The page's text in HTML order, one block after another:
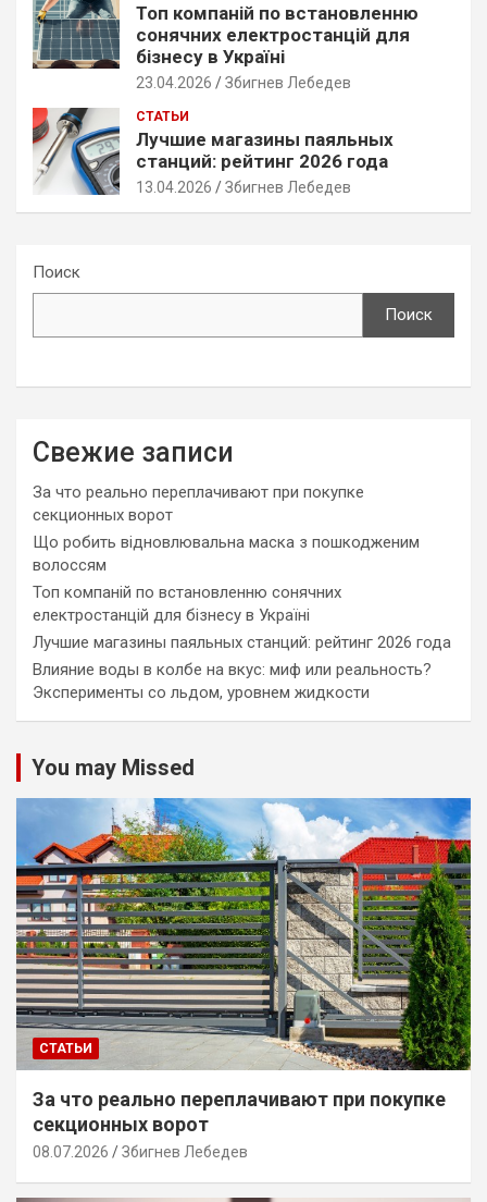
Топ компаній по встановленню
сонячних електростанцій для
бізнесу в Україні
23.04.2026 Збигнев Лебедев
СТАТЬИ
Лучшие магазины паяльных
станций: рейтинг 2026 года
13.04.2026 Збигнев Лебедев
Поиск
Поиск
Свежие записи
За что реально переплачивают при покупке
секционных ворот
Що робить відновлювальна маска з пошкодженим
волоссям
Топ компаній по встановленню сонячних
електростанцій для бізнесу в Україні
Лучшие магазины паяльных станций: рейтинг 2026 года
Влияние воды в колбе на вкус: миф или реальность?
Эксперименты со льдом, уровнем жидкости
You may Missed
СТАТЬИ
За что реально переплачивают при покупке
секционных ворот
08.07.2026 Збигнев Лебедев